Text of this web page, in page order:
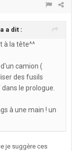
a dit :
à la tête^^
camion (
des fusils
le prologue.
à une main ! un
je suggère ces